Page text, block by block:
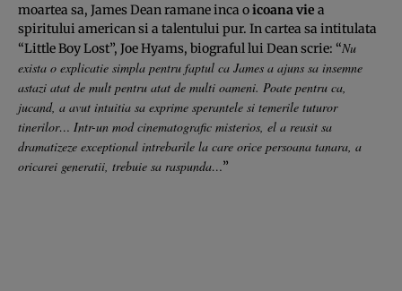
moartea sa, James Dean ramane inca oicoana vie a
spiritului american si a talentului pur. In cartea sa intitulata
“Little Boy Lost”, Joe Hyams, biograful lui Dean scrie: “Nu
exista o explicatie simpla pentru faptul ca James a ajuns sa insemne
astazi atat de mult pentru atat de multi oameni. Poate pentru ca,
jucand, a avut intuitia sa exprime sperantele si temerile tuturor
tinerilor… Intr-un mod cinematografic misterios, el a reusit sa
dramatizeze exceptional intrebarile la care orice persoana tanara, a
oricarei generatii, trebuie sa raspunda…”